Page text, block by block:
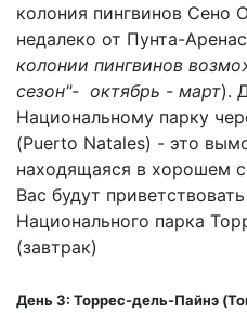
колония пингвинов Сено
недалеко от Пунта-
колонии пингвинов
сезон"- октябрь - март).
Национальному парку
(Puerto Natales) - это
находящаяся в хорошем
Вас будут
Национального парка
(завтрак)
День 3: Торрес-дель-Пайнэ (